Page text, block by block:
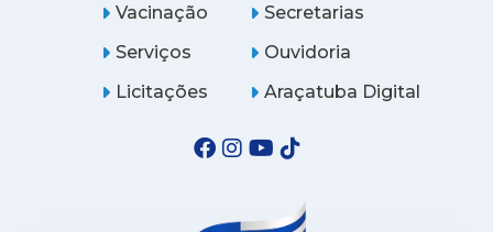
Vacinação
Serviços
Licitações
Secretarias
Ouvidoria
Araçatuba Digital